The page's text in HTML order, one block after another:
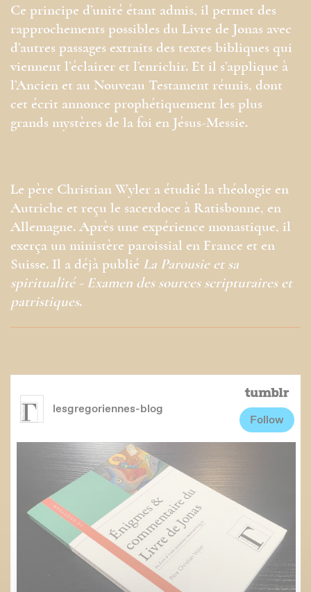
Ce principe d’unité étant admis, il permet des
rapprochements possibles du Livre de Jonas avec
d’autres passages extraits des textes bibliques qui
viennent l’éclairer et l’enrichir. Et il s’applique à
l’Ancien et au Nouveau Testament réunis, dont
cet écrit annonce prophétiquement les plus
grands mystères de la foi en Jésus-Messie.
Le père Christian Wyler a étudié la théologie en
Autriche et reçu le sacerdoce à Ratisbonne, en
Allemagne. Après une expérience monastique, il
exerça un ministère paroissial en France et en
Suisse. Il a déjà publié La Parousie et sa
spiritualité - Examen des sources scripturaires et
patristiques.